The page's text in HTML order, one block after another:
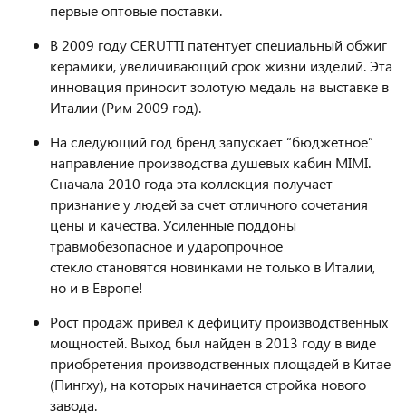
первые оптовые поставки.
В 2009 году CERUTTI патентует специальный обжиг
керамики, увеличивающий срок жизни изделий. Эта
инновация приносит золотую медаль на выставке в
Италии (Рим 2009 год).
На следующий год бренд запускает “бюджетное”
направление производства душевых кабин MIMI.
Сначала 2010 года эта коллекция получает
признание у людей за счет отличного сочетания
цены и качества. Усиленные поддоны
травмобезопасное и ударопрочное
стекло становятся новинками не только в Италии,
но и в Европе!
Рост продаж привел к дефициту производственных
мощностей. Выход был найден в 2013 году в виде
приобретения производственных площадей в Китае
(Пингху), на которых начинается стройка нового
завода.